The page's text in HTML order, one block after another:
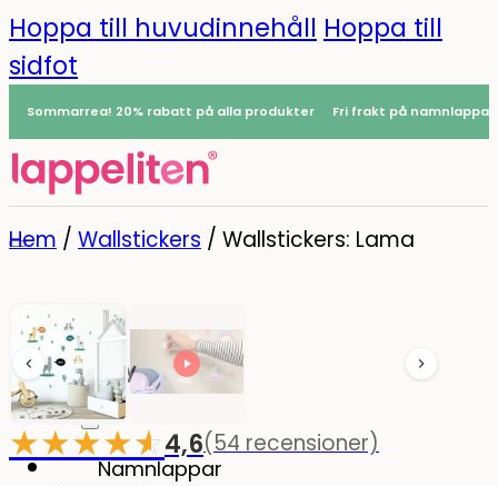
Hoppa till huvudinnehåll Hoppa till
sidfot
Sommarrea! 20% rabatt på alla produkter Fri frakt på namnlappar
Meny
Namnlappar
0
Hem / Wallstickers / Wallstickers: Lama
-20%
★★★★☆
★4,6(54 recensioner)